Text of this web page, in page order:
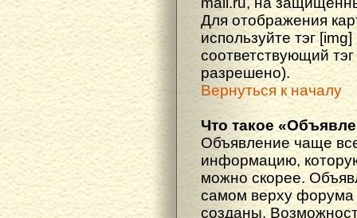
Для отображения
используйте тэг
соответствующий
разрешено).
Вернуться к началу
Что такое
Объявление чаще
информацию,
можно скорее.
самом верху форума
созданы.